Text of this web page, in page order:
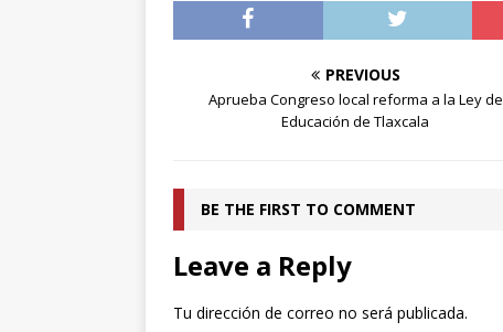
PREVIOUS
Aprueba Congreso local reforma a la Ley de
Educación de Tlaxcala
BE THE FIRST TO COMMENT
Leave a Reply
Tu dirección de correo no será publicada.